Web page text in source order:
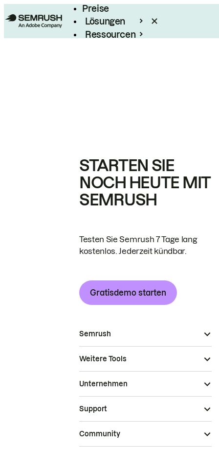
Preise
Lösungen
Ressourcen
STARTEN SIE
NOCH HEUTE MIT
SEMRUSH
Testen Sie Semrush 7 Tage lang
kostenlos. Jederzeit kündbar.
Gratisdemo starten
Semrush
Weitere Tools
Unternehmen
Support
Community